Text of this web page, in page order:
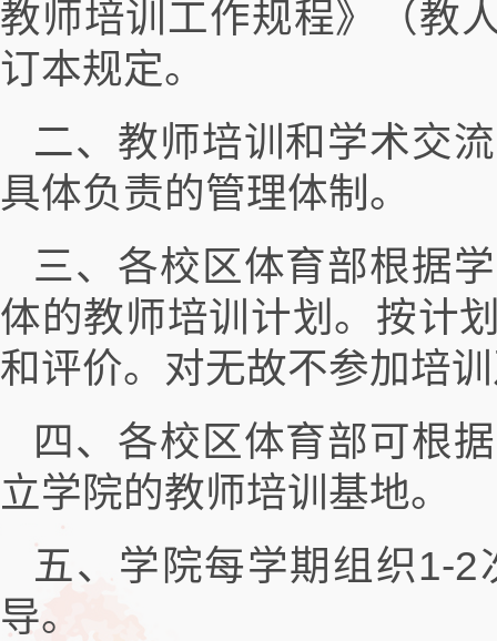
教师培训工作规程》（教
订本规定。
二、教师培训和学术交
具体负责的管理体制。
三、各校区体育部根据
体的教师培训计划。按计
和评价。对无故不参加培
四、各校区体育部可根
立学院的教师培训基地。
五、学院每学期组织1-
导。